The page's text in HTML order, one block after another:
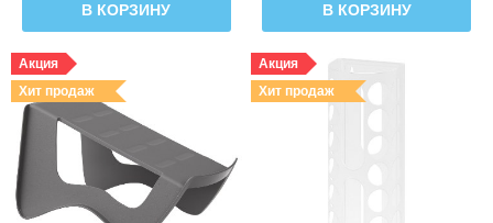
В КОРЗИНУ В КОРЗИНУ
Акция
Хит продаж
Акция
Хит продаж